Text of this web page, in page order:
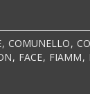
COMUNELLO
FACE FIAMM